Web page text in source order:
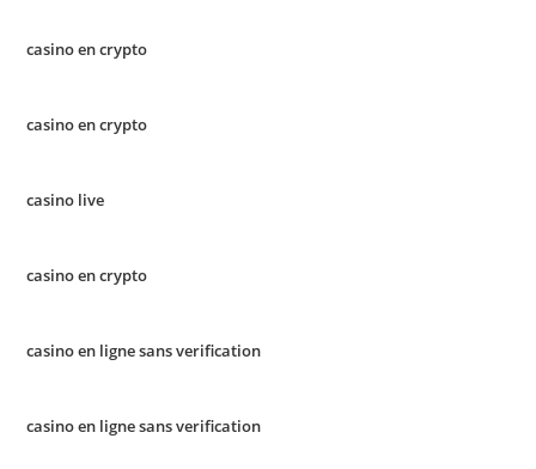
casino en crypto
casino en crypto
casino live
casino en crypto
casino en ligne sans verification
casino en ligne sans verification